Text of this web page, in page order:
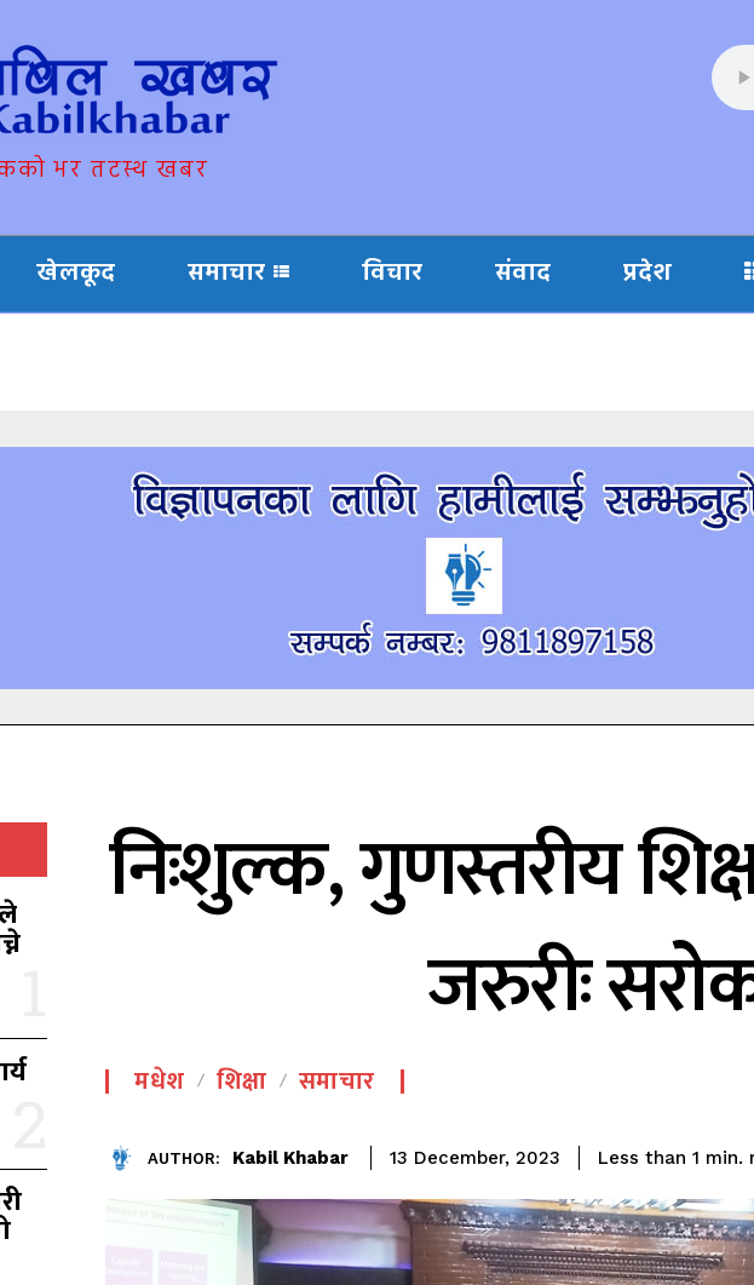
भर तटस्थ खबर
खेलकूद समाचार विचार संवाद प्रदेश
निःशुल्क, गुणस्तरीय
जरुरीः
मधेश शिक्षा समाचार
AUTHOR: Kabil Khabar 13 December, 2023 Less than 1 min.